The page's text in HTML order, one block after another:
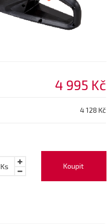
4 995 Kč
4 128 Kč
Koupit
Ks